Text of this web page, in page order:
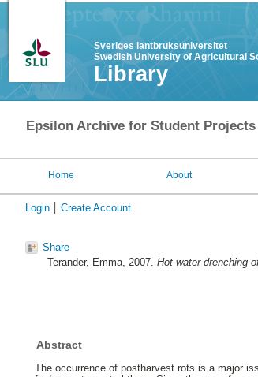
Sveriges lantbruksuniversitet
Swedish University of Agricultural
Library
Epsilon Archive for Student Projects
Home About
Login Create Account
Share
Terander, Emma, 2007. Hot water drenching
Abstract
The occurrence of postharvest rots is a major